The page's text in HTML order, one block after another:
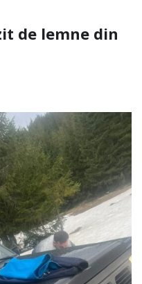
de lemne din